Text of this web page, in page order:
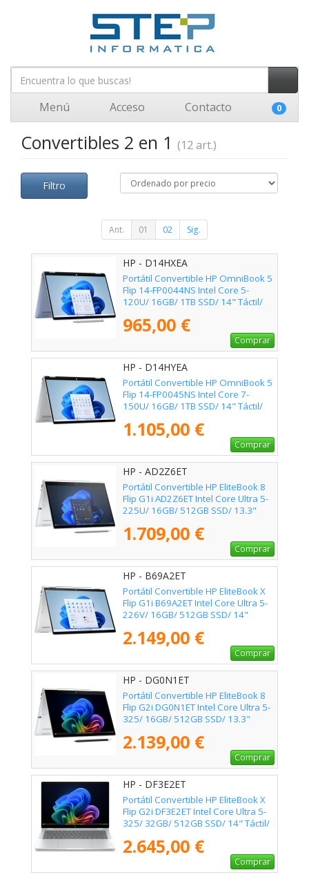
Menú Acceso Contacto 0
Convertibles 2 en 1 (12 art.)
Filtro
Ant. 01 02 Sig.
HP - D14HXEA
Portátil Convertible HP OmniBook 5
Flip 14-FP0044NS Intel Core 5-
120U/ 16GB/ 1TB SSD/ 14" Táctil/
965,00 €
Comprar
HP - D14HYEA
Portátil Convertible HP OmniBook 5
Flip 14-FP0045NS Intel Core 7-
150U/ 16GB/ 1TB SSD/ 14" Táctil/
1.105,00 €
Comprar
HP - AD2Z6ET
Portátil Convertible HP EliteBook 8
Flip G1i AD2Z6ET Intel Core Ultra 5-
225U/ 16GB/ 512GB SSD/ 13.3"
1.709,00 €
Comprar
HP - B69A2ET
Portátil Convertible HP EliteBook X
Flip G1i B69A2ET Intel Core Ultra 5-
226V/ 16GB/ 512GB SSD/ 14"
2.149,00 €
Comprar
HP - DG0N1ET
Portátil Convertible HP EliteBook 8
Flip G2i DG0N1ET Intel Core Ultra 5-
325/ 16GB/ 512GB SSD/ 13.3"
2.139,00 €
Comprar
HP - DF3E2ET
Portátil Convertible HP EliteBook X
Flip G2i DF3E2ET Intel Core Ultra 5-
325/ 32GB/ 512GB SSD/ 14" Táctil/
2.645,00 €
Comprar